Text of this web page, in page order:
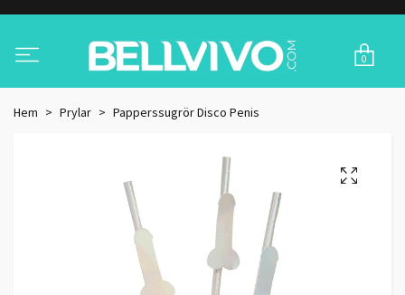
0
Hem Prylar Papperssugrör Disco Penis